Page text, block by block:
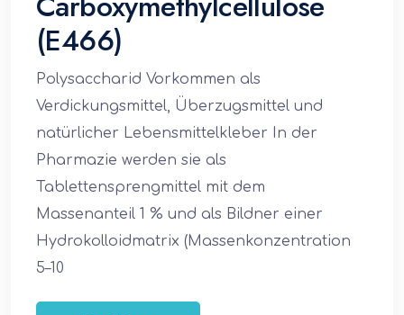
(E466)
Polysaccharid Vorkommen als
Verdickungsmittel, Überzugsmittel und
natürlicher Lebensmittelkleber In der
Pharmazie werden sie als
Tablettensprengmittel mit dem
Massenanteil 1 % und als Bildner einer
Hydrokolloidmatrix (Massenkonzentration
5–10